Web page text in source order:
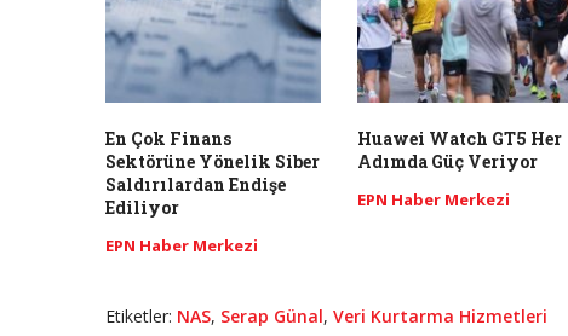
En Çok Finans
Sektörüne Yönelik Siber
Saldırılardan Endişe
Ediliyor
EPN Haber Merkezi
Huawei Watch GT5 Her
Adımda Güç Veriyor
EPN Haber Merkezi
Etiketler: NAS, Serap Günal, Veri Kurtarma Hizmetleri